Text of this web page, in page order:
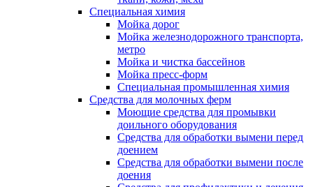
Специальная химия
Мойка дорог
Мойка железнодорожного транспорта,
метро
Мойка и чистка бассейнов
Мойка пресс-форм
Специальная промышленная химия
Средства для молочных ферм
Моющие средства для промывки
доильного оборудования
Средства для обработки вымени перед
доением
Средства для обработки вымени после
доения